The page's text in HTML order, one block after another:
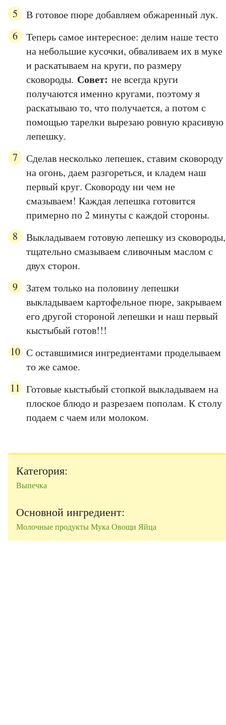
В готовое пюре добавляем обжаренный лук.
Теперь самое интересное: делим наше тесто
на небольшие кусочки, обваливаем их в муке
и раскатываем на круги, по размеру
сковороды. Совет: не всегда круги
получаются именно кругами, поэтому я
раскатываю то, что получается, а потом с
помощью тарелки вырезаю ровную красивую
лепешку.
Сделав несколько лепешек, ставим сковороду
на огонь, даем разгореться, и кладем наш
первый круг. Сковороду ни чем не
смазываем! Каждая лепешка готовится
примерно по 2 минуты с каждой стороны.
Выкладываем готовую лепешку из сковороды,
тщательно смазываем сливочным маслом с
двух сторон.
Затем только на половину лепешки
выкладываем картофельное пюре, закрываем
его другой стороной лепешки и наш первый
кыстыбый готов!!!
С оставшимися ингредиентами проделываем
то же самое.
Готовые кыстыбый стопкой выкладываем на
плоское блюдо и разрезаем пополам. К столу
подаем с чаем или молоком.
Категория:
Выпечка
Основной ингредиент:
Молочные продуктыМукаОвощи Яйца